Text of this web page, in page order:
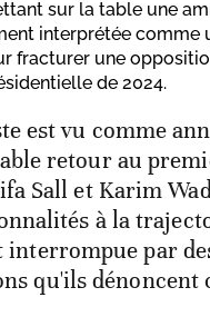
sur la table une
interprétée comme
fracturer une
de 2024.
est vu comme
retour au
Sall et Karim
à la
interrompue par
qu'ils dénoncent